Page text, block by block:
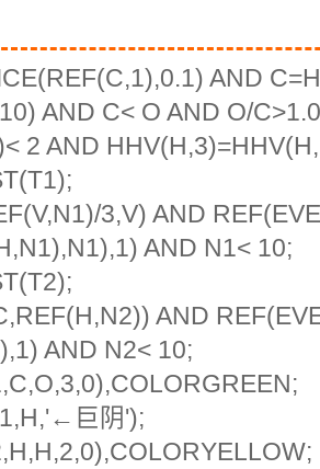
AND
AND C< O AND O/
2 AND
3,V) AND
AND N1< 10;
AND
AND N2< 10;
巨阴');